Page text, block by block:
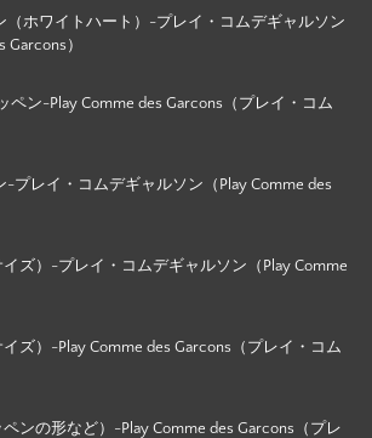
（ホワイトハート）-プレイ・コムデギャルソン
Garcons）
ペン-Play Comme des Garcons（プレイ・コム
-プレイ・コムデギャルソン（Play Comme des
ズ）-プレイ・コムデギャルソン（Play Comme
ズ）-Play Comme des Garcons（プレイ・コム
ンの形など）-Play Comme des Garcons（プレ